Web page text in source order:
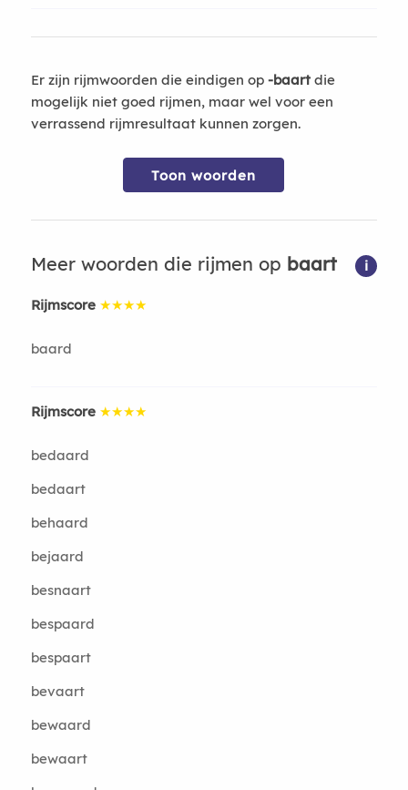
Er zijn rijmwoorden die eindigen op -baartdie
mogelijk niet goed rijmen, maar wel voor een
verrassend rijmresultaat kunnen zorgen.
Toon woorden
Meer woorden die rijmen op baart i
Rijmscore ★★★★
baard
Rijmscore ★★★★
bedaard
bedaart
behaard
bejaard
besnaart
bespaard
bespaart
bevaart
bewaard
bewaart